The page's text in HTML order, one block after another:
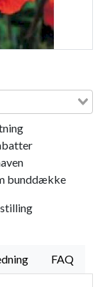
bunddække
FAQ